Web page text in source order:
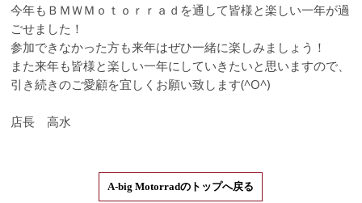
今年もＢＭＷＭｏｔｏｒｒａｄを通して皆様と楽しい一年が過
ごせました！
参加できなかった方も来年はぜひ一緒に楽しみましょう！
また来年も皆様と楽しい一年にしていきたいと思いますので、
引き続きのご愛顧を宜しくお願い致します(^O^)
店長 高水
A-big Motorradのトップへ戻る